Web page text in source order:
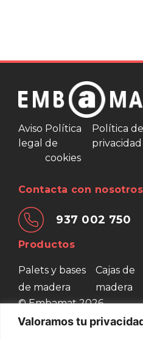
Valoramos tu
Aviso
legal
Política
de
cookies
Política de
privacidad
Contacta con nosotros
937 002 750
Productos
Palets y bases
de madera
Cajas de
madera
© Embamat 2026